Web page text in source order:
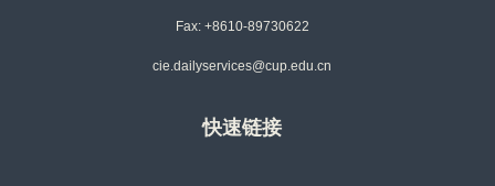
Fax: +8610-89730622
cie.dailyservices@cup.edu.cn
快速链接